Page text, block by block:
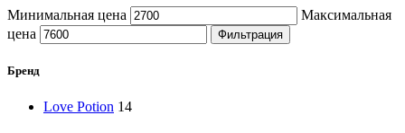
Минимальная цена
Максимальная
цена
Фильтрация
Бренд
Love Potion 14